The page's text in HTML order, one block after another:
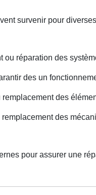
survenir pour
ou réparation des
des un
des
des
pour assurer une